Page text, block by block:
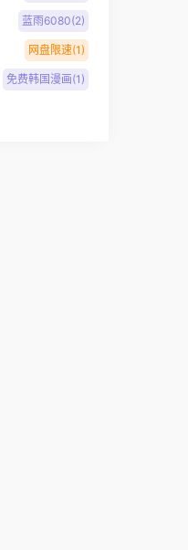
蓝雨6080(2)
网盘限速(1)
免费韩国漫画(1)